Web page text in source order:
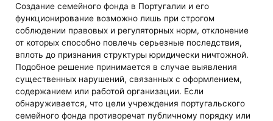
Создание семейного фонда в Португалии и его
функционирование возможно лишь при строгом
соблюдении правовых и регуляторных норм, отклонение
от которых способно повлечь серьезные последствия,
вплоть до признания структуры юридически ничтожной.
Подобное решение принимается в случае выявления
существенных нарушений, связанных с оформлением,
содержанием или работой организации. Если
обнаруживается, что цели учреждения португальского
семейного фонда противоречат публичному порядку или